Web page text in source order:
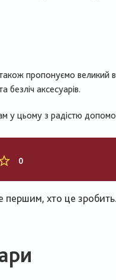
пропонуємо великий
аксесуарів.
у цьому з радістю
0
хто це зробить.